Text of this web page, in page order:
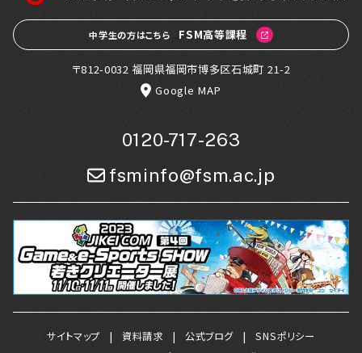
中学生の方はこちら FSM高等課程
〒812-0032 福岡県福岡市博多区石城町 21-2
Google MAP
0120-717-263
fsminfo@fsm.ac.jp
サイトマップ 資料請求 公式ブログ
SNSポリシー